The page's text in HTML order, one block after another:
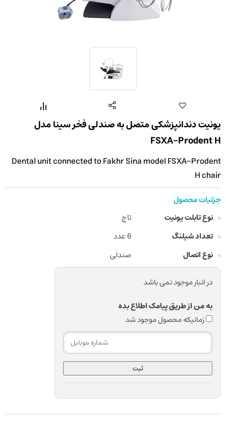
یونیت دندانپزشکی متصل به صندلی فخر سینا مدل
FSXA-Prodent H
Dental unit connected to Fakhr Sina model FSXA-Prodent
H chair
جزئیات محصول
نوع تابلت یونیت
تاچ
تعداد شیلنگ
6 عدد
نوع اتصال
صندلی
در انبار موجود نمی باشد
به من از طریق پیامک اطلاع بده
زمانیکه محصول موجود شد
ثبت